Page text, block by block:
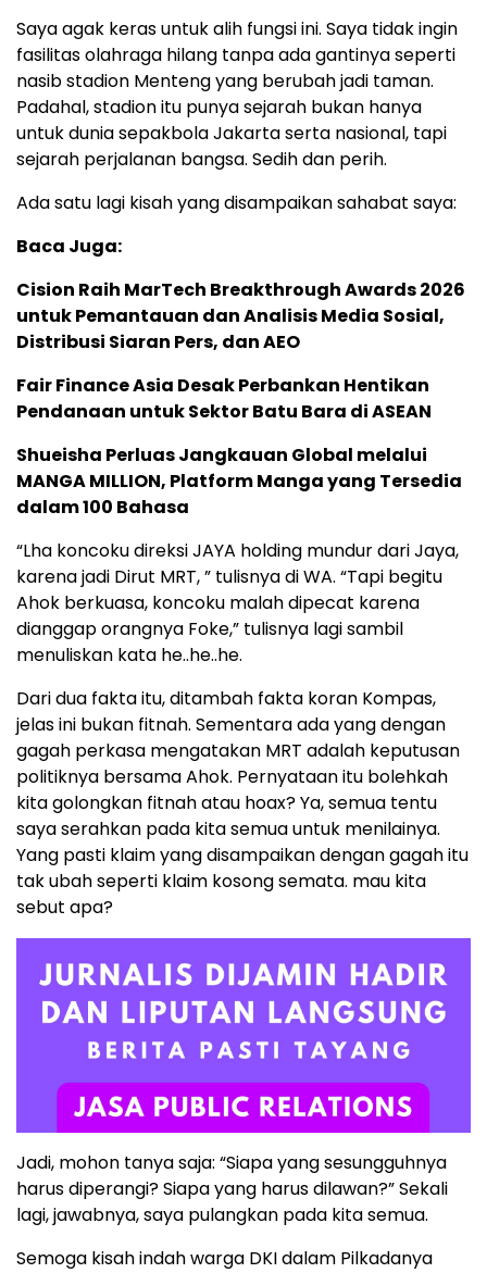
Saya agak keras untuk alih fungsi ini. Saya tidak ingin
fasilitas olahraga hilang tanpa ada gantinya seperti
nasib stadion Menteng yang berubah jadi taman.
Padahal, stadion itu punya sejarah bukan hanya
untuk dunia sepakbola Jakarta serta nasional, tapi
sejarah perjalanan bangsa. Sedih dan perih.
Ada satu lagi kisah yang disampaikan sahabat saya:
Baca Juga:
Cision Raih MarTech Breakthrough Awards 2026
untuk Pemantauan dan Analisis Media Sosial,
Distribusi Siaran Pers, dan AEO
Fair Finance Asia Desak Perbankan Hentikan
Pendanaan untuk Sektor Batu Bara di ASEAN
Shueisha Perluas Jangkauan Global melalui
MANGA MILLION, Platform Manga yang Tersedia
dalam 100 Bahasa
“Lha koncoku direksi JAYA holding mundur dari Jaya,
karena jadi Dirut MRT, ” tulisnya di WA. “Tapi begitu
Ahok berkuasa, koncoku malah dipecat karena
dianggap orangnya Foke,” tulisnya lagi sambil
menuliskan kata he..he..he.
Dari dua fakta itu, ditambah fakta koran Kompas,
jelas ini bukan fitnah. Sementara ada yang dengan
gagah perkasa mengatakan MRT adalah keputusan
politiknya bersama Ahok. Pernyataan itu bolehkah
kita golongkan fitnah atau hoax? Ya, semua tentu
saya serahkan pada kita semua untuk menilainya.
Yang pasti klaim yang disampaikan dengan gagah itu
tak ubah seperti klaim kosong semata. mau kita
sebut apa?
Jadi, mohon tanya saja: “Siapa yang sesungguhnya
harus diperangi? Siapa yang harus dilawan?” Sekali
lagi, jawabnya, saya pulangkan pada kita semua.
Semoga kisah indah warga DKI dalam Pilkadanya